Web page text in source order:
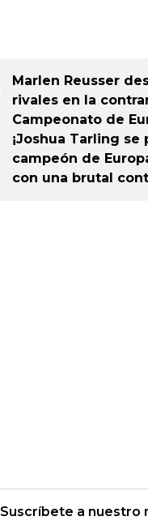
Marlen Reusser
rivales en la
Campeonato de
¡Joshua Tarling se
campeón de
con una brutal
Suscríbete a nuestro